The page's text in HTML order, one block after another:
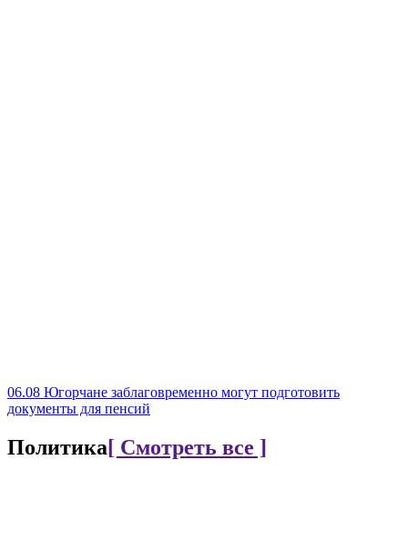
06.08 Югорчане заблаговременно могут подготовить
документы для пенсий
Политика[ Смотреть все ]